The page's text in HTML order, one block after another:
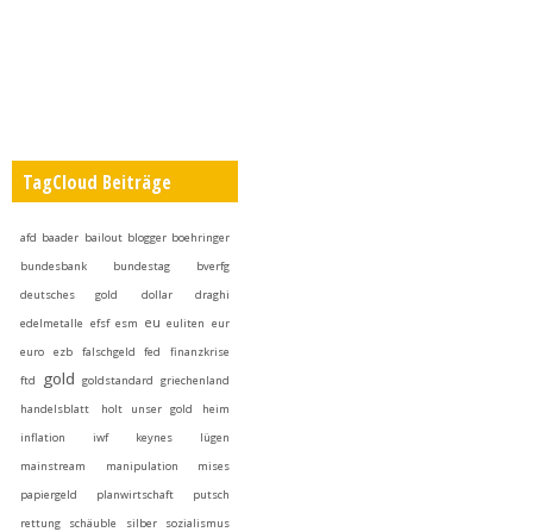
TagCloud Beiträge
afd baader bailout blogger boehringer
bundesbank
bundestag
bverfg
deutsches gold
dollar
draghi
edelmetalle efsf esm eu euliten eur
euro
ezb falschgeld fed
finanzkrise
ftd
gold goldstandard griechenland
handelsblatt
holt unser gold heim
inflation
iwf keynes
lügen
mainstream
manipulation
mises
papiergeld
planwirtschaft
putsch
rettung
schäuble silber
sozialismus